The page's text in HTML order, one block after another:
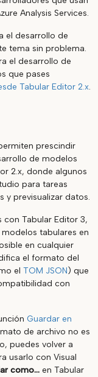
Analysis Services.
el desarrollo de
tema sin problema.
el desarrollo de
que pases
Tabular Editor 2.x.
prescindir
de modelos
2.x, donde algunos
para tareas
y previsualizar datos.
Tabular Editor 3,
tabulares en
en cualquier
el formato del
el TOM JSON) que
con
Guardar en
de archivo no es
puedes volver a
usarlo con Visual
como... en Tabular